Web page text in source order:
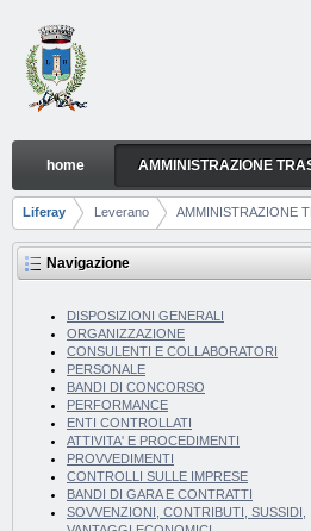
Salta al contenuto
PIANIFICAZIONE E
Navigazione
home AMMINISTRAZIONE
Breadcrumb
Liferay Leverano AMMINISTRAZIONE
Navigazione
DISPOSIZIONI GENERALI
ORGANIZZAZIONE
CONSULENTI E COLLABORATORI
PERSONALE
BANDI DI CONCORSO
PERFORMANCE
ENTI CONTROLLATI
ATTIVITA' E PROCEDIMENTI
PROVVEDIMENTI
CONTROLLI SULLE IMPRESE
BANDI DI GARA E CONTRATTI
SOVVENZIONI, CONTRIBUTI, SUSSIDI,